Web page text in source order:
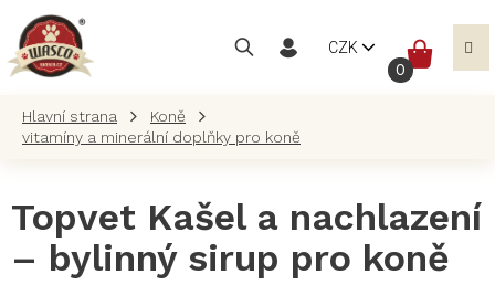
obsah
CZK
Koně
vitamíny a minerální doplňky pro koně
Topvet Kašel a nachlazení
– bylinný sirup pro koně